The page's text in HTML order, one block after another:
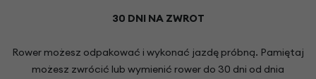
30 DNI NA ZWROT
Rower możesz odpakować i wykonać jazdę próbną. Pamiętaj
możesz zwrócić lub wymienić rower do 30 dni od dnia